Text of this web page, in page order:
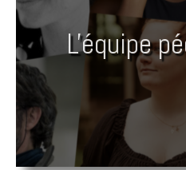
L'équipe